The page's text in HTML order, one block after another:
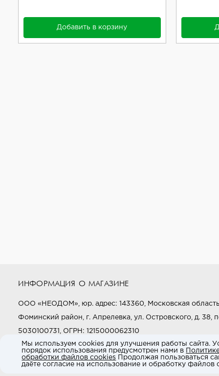
Добавить в корзину
ИНФОРМАЦИЯ О МАГАЗИНЕ
ООО «НЕОДОМ», юр. адрес: 143360, Московская
Фоминский район, г. Апрелевка, ул. Островского, д. 38,
5030100731, ОГРН: 1215000062310
Звоните нам:+7 (800) 505-97-97
E-mail: market@neodom.ru
Мы используем cookies для улучшения работы сайта.
порядок использования предусмотрен нами в
обработки файлов cookies Продолжая пользоваться
даёте согласие на использование и обработку файлов